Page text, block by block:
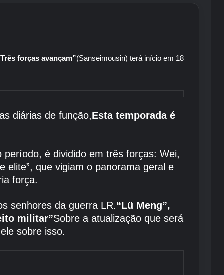
forças avançam”(Sanseimousin) terá início em 18
diárias de função,Esta temporada é
é dividido em três forças: Wei,
elite”, que vigiam o panorama geral e
força.
senhores da guerra LR.“Lü Meng”,
militar”Sobre a atualização que será
sobre isso.